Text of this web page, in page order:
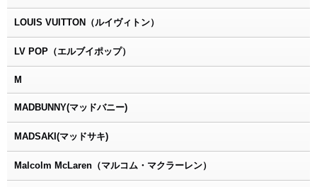
LOUIS VUITTON（ルイヴィトン）
LV POP（エルブイポップ）
M
MADBUNNY(マッドバニー)
MADSAKI(マッドサキ)
Malcolm McLaren（マルコム・マクラーレン）